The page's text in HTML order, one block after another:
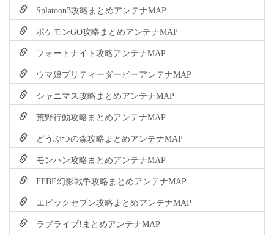
Splatoon3攻略まとめアンテナMAP
ポケモンGO攻略まとめアンテナMAP
フォートナイト攻略アンテナMAP
ウマ娘プリティーダービーアンテナMAP
シャニマス攻略まとめアンテナMAP
荒野行動攻略まとめアンテナMAP
どうぶつの森攻略まとめアンテナMAP
モンハン攻略まとめアンテナMAP
FFBE幻影戦争攻略まとめアンテナMAP
エピックセブン攻略まとめアンテナMAP
ラブライブ!まとめアンテナMAP